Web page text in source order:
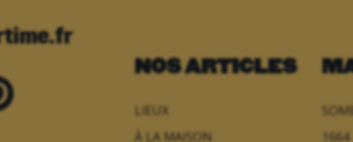
NOS ARTICLES
LIEUX
À LA MAISON
1664